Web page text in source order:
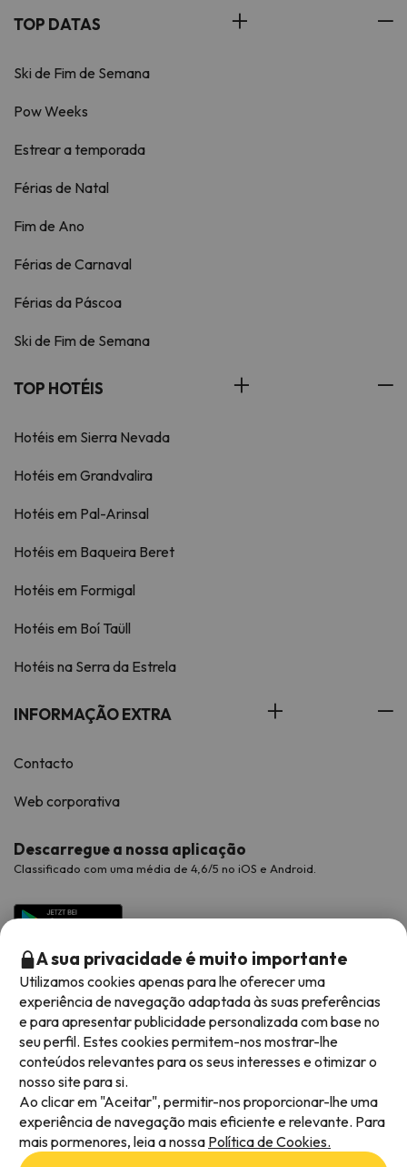
TOP DATAS
Ski de Fim de Semana
Pow Weeks
Estrear a temporada
Férias de Natal
Fim de Ano
Férias de Carnaval
Férias da Páscoa
Ski de Fim de Semana
TOP HOTÉIS
Hotéis em Sierra Nevada
Hotéis em Grandvalira
Hotéis em Pal-Arinsal
Hotéis em Baqueira Beret
Hotéis em Formigal
Hotéis em Boí Taüll
Hotéis na Serra da Estrela
INFORMAÇÃO EXTRA
Contacto
Web corporativa
Descarregue a nossa aplicação
Classificado com uma média de 4,6/5 no iOS e Android.
Métodos de pagamento disponíveis
A sua privacidade é muito importante
Utilizamos cookies apenas para lhe oferecer uma
experiência de navegação adaptada às suas preferências
e para apresentar publicidade personalizada com base no
seu perfil. Estes cookies permitem-nos mostrar-lhe
conteúdos relevantes para os seus interesses e otimizar o
nosso site para si.
Ao clicar em "Aceitar", permitir-nos proporcionar-lhe uma
experiência de navegação mais eficiente e relevante. Para
mais pormenores, leia a nossa Política de Cookies.